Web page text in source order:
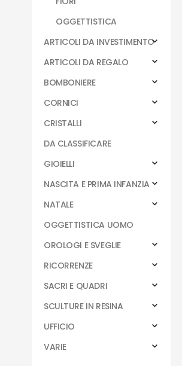
OGGETTISTICA
ARTICOLI DA INVESTIMENTO
ARTICOLI DA REGALO
BOMBONIERE
CORNICI
CRISTALLI
DA CLASSIFICARE
GIOIELLI
NASCITA E PRIMA INFANZIA
NATALE
OGGETTISTICA UOMO
OROLOGI E SVEGLIE
RICORRENZE
SACRI E QUADRI
SCULTURE IN RESINA
UFFICIO
VARIE